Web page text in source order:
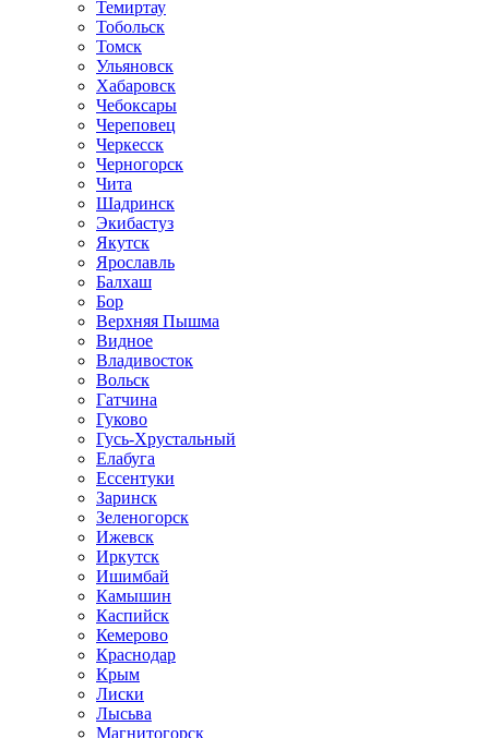
Темиртау
Тобольск
Томск
Ульяновск
Хабаровск
Чебоксары
Череповец
Черкесск
Черногорск
Чита
Шадринск
Экибастуз
Якутск
Ярославль
Балхаш
Бор
Верхняя Пышма
Видное
Владивосток
Вольск
Гатчина
Гуково
Гусь-Хрустальный
Елабуга
Ессентуки
Заринск
Зеленогорск
Ижевск
Иркутск
Ишимбай
Камышин
Каспийск
Кемерово
Краснодар
Крым
Лиски
Лысьва
Магнитогорск